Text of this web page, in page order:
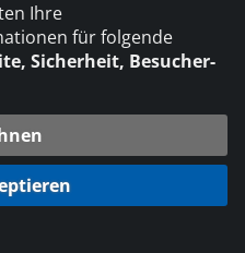
- Internetagentur
Ihre
für folgende
Sicherheit, Besucher-